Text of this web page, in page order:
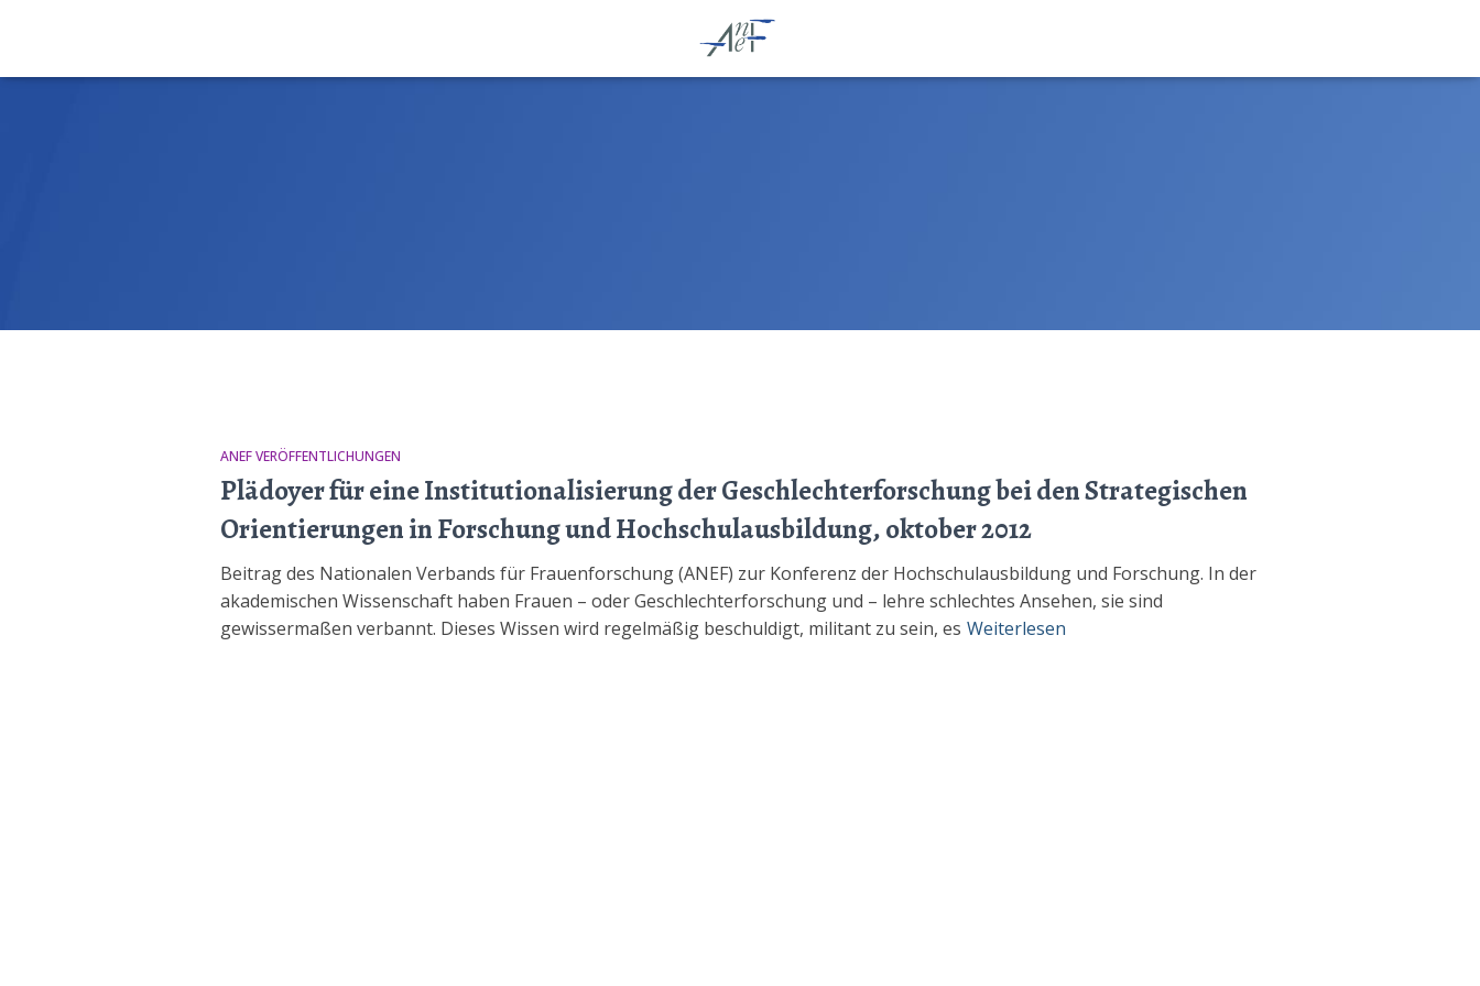
ANEF VERÖFFENTLICHUNGEN
Plädoyer für eine Institutionalisierung der Geschlechterforschung bei den Strategischen
Orientierungen in Forschung und Hochschulausbildung, oktober 2012
Beitrag des Nationalen Verbands für Frauenforschung (ANEF) zur Konferenz der Hochschulausbildung und Forschung. In der
akademischen Wissenschaft haben Frauen – oder Geschlechterforschung und – lehre schlechtes Ansehen, sie sind
gewissermaßen verbannt. Dieses Wissen wird regelmäßig beschuldigt, militant zu sein, es Weiterlesen